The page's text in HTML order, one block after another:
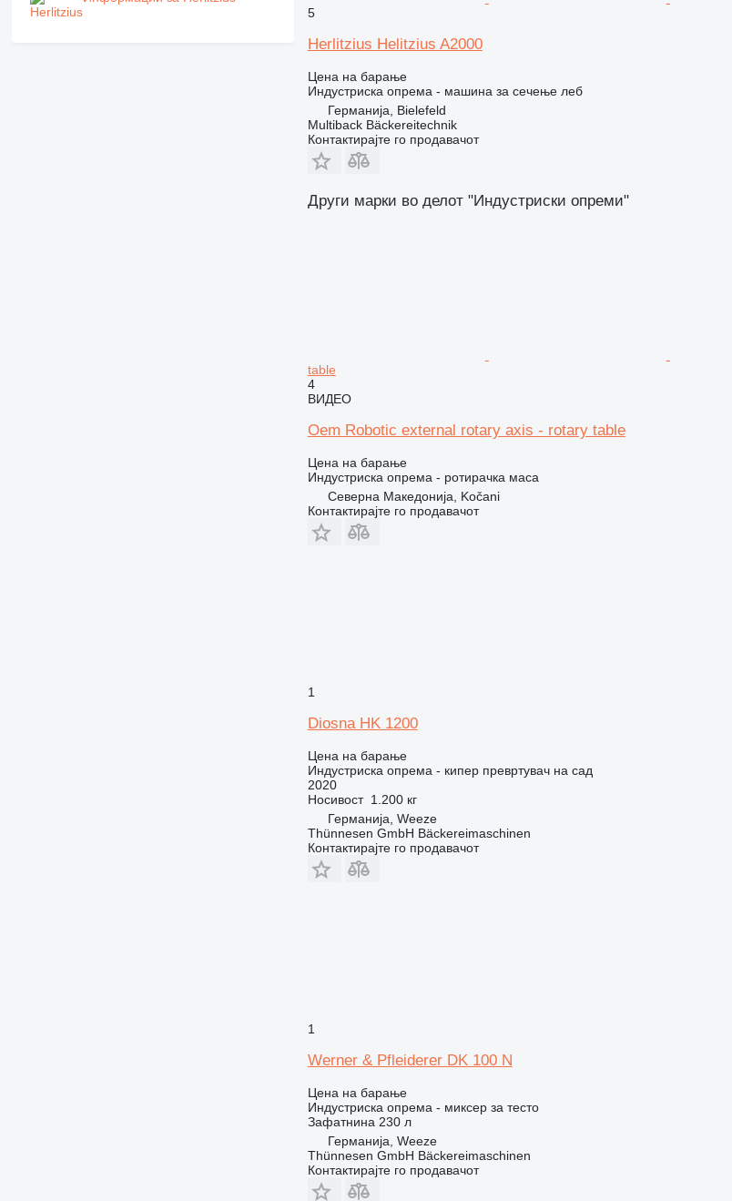
5
Herlitzius Helitzius A2000
Цена на барање
Индустриска опрема - машина за сечење леб
Германија, Bielefeld
Multiback Bäckereitechnik
Контактирајте го продавачот
Други марки во делот "Индустриски опреми"
table
4
ВИДЕО
Oem Robotic external rotary axis - rotary table
Цена на барање
Индустриска опрема - ротирачка маса
Северна Македонија, Kočani
Контактирајте го продавачот
1
Diosna HK 1200
Цена на барање
Индустриска опрема - кипер превртувач на сад
2020
Носивост 1.200 кг
Германија, Weeze
Thünnesen GmbH Bäckereimaschinen
Контактирајте го продавачот
1
Werner & Pfleiderer DK 100 N
Цена на барање
Индустриска опрема - миксер за тесто
Зафатнина 230 л
Германија, Weeze
Thünnesen GmbH Bäckereimaschinen
Контактирајте го продавачот